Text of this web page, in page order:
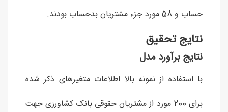
حساب و 58 مورد جزء مشتریان بدحساب بودند.
نتایج تحقیق
نتایج برآورد مدل
با استفاده از نمونه بالا اطلاعات متغیرهای ذکر شده
برای 200 مورد از مشتریان حقوقی بانک کشاورزی جهت